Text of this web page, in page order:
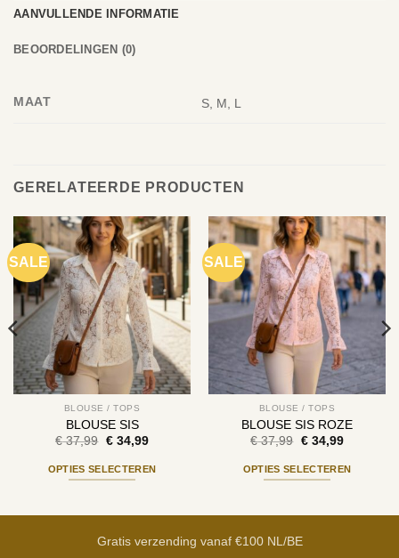
AANVULLENDE INFORMATIE
BEOORDELINGEN (0)
MAAT S, M, L
GERELATEERDE PRODUCTEN
SALE
BLOUSE / TOPS
BLOUSE SIS
€37,99 Oorspronkelijke
was:
€ 37,99.
€34,99Huidige
is:
€ 34,99.
OPTIES SELECTEREN
meerdere
SALE
BLOUSE / TOPS
BLOUSE SIS ROZE
€37,99 Oorspronkelijke
was:
€ 37,99.
€34,99Huidige
is:
€ 34,99.
OPTIES SELECTEREN
meerdere
Gratis verzending vanaf €100 NL/BE